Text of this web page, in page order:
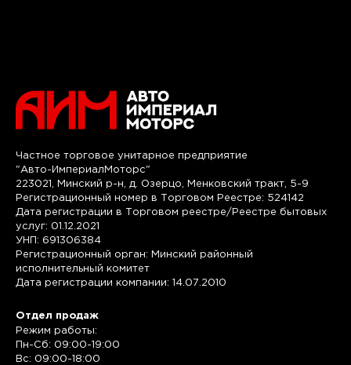
Частное торговое унитарное предприятие
"Авто-ИмпериалМоторс"
223021, Минский р-н, д. Озерцо, Менковский тракт, 5-9
Регистрационный номер в Торговом Реестре: 524142
Дата регистрации в Торговом реестре/Реестре бытовых
услуг: 01.12.2021
УНП: 691306384
Регистрационный орган: Минский районный
исполнительный комитет
Дата регистрации компании: 14.07.2010
Отдел продаж
Режим работы:
Пн-Сб: 09:00-19:00
Вс: 09:00-18:00